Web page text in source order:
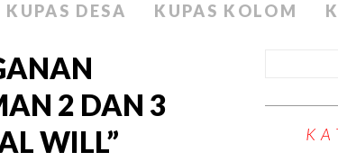
KUPAS DESA KUPAS KOLOM
2 DAN 3
WILL”